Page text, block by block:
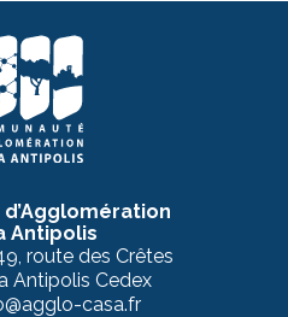
Antipolis
route des Crêtes
Antipolis Cedex
casa.fr